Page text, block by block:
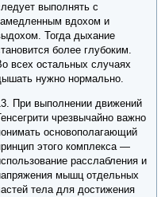
выполнять с
вдохом и
Тогда дыхание
более глубоким.
всех остальных случаях
нужно нормально.
При выполнении движений
чрезвычайно важно
основополагающий
этого комплекса —
расслабления и
мышц отдельных
тела для достижения